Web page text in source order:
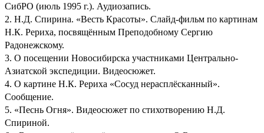
СибРО (июль 1995 г.). Аудиозапись.
2. Н.Д. Спирина. «Весть Красоты». Слайд-фильм по картинам
Н.К. Рериха, посвящённым Преподобному Сергию
Радонежскому.
3. О посещении Новосибирска участниками Центрально-
Азиатской экспедиции. Видеосюжет.
4. О картине Н.К. Рериха «Сосуд нерасплёсканный».
Сообщение.
5. «Песнь Огня». Видеосюжет по стихотворению Н.Д.
Спириной.